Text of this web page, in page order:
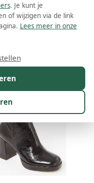
. Je kunt je
of wijzigen via de link
Lees meer in onze